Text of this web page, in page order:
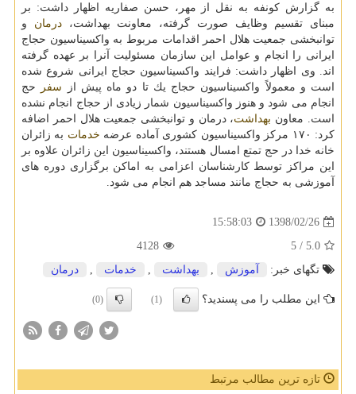
به گزارش كونفه به نقل از مهر، حسن صفاریه اظهار داشت: بر
مبنای تقسیم وظایف صورت گرفته، معاونت بهداشت،درمان و
توانبخشی جمعیت هلال احمر اقدامات مربوط به واكسیناسیون حجاج
ایرانی را انجام و عوامل این سازمان مسئولیت آنرا بر عهده گرفته
اند. وی اظهار داشت: فرایند واكسیناسیون حجاج ایرانی شروع شده
است و معمولاً واكسیناسیون حجاج یك تا دو ماه پیش از سفر
حج
انجام می شود و هنوز واكسیناسیون شمار زیادی از حجاج انجام نشده
است. معاون بهداشت، درمان و توانبخشی جمعیت هلال احمر اضافه
كرد: ۱۷۰ مركز واكسیناسیون كشوری آماده عرضه
خدمات به زائران
خانه خدا در حج تمتع امسال هستند، واكسیناسیون این زائران علاوه بر
این مراكز توسط كارشناسان اعزامی به اماكن برگزاری دوره های
آموزشی به حجاج مانند مساجد هم انجام می شود.
1398/02/26
15:58:03
5.0
/ 5
4128
تگهای خبر:
آموزش , بهداشت , خدمات , درمان
این مطلب را می پسندید؟ (1)
(0)
تازه ترین مطالب مرتبط